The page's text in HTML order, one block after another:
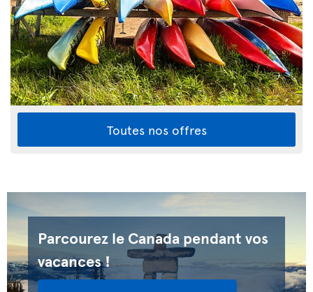
Toutes nos offres
Parcourez le Canada pendant vos
vacances !